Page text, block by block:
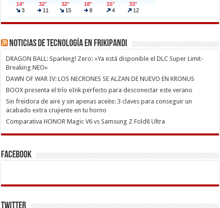
Noticias de Tecnología en Frikipandi
DRAGON BALL: Sparking! Zero: «Ya está disponible el DLC Super Limit-
Breaking NEO»
DAWN OF WAR IV: LOS NECRONES SE ALZAN DE NUEVO EN KRONUS
BOOX presenta el trío eInk perfecto para desconectar este verano
Sin freidora de aire y sin apenas aceite: 3 claves para conseguir un
acabado extra crujiente en tu horno
Comparativa HONOR Magic V6 vs Samsung Z Fold8 Ultra
Facebook
Twitter